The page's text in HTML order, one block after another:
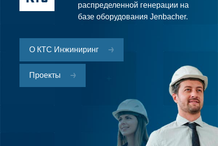
распределенной генерации на
базе оборудования Jenbacher.
О КТС Инжиниринг
Проекты